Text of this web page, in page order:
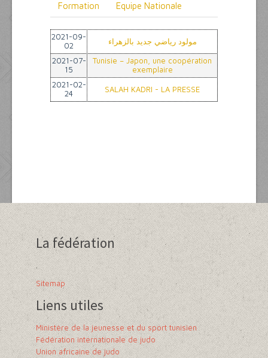
Formation Equipe Nationale
2021-09-
02
مولود رياضي جديد بالزهراء
2021-07-
15
Tunisie – Japon, une coopération
exemplaire
2021-02-
24
SALAH KADRI - LA PRESSE
La fédération
.
Sitemap
Liens utiles
Ministère de la jeunesse et du sport tunisien
Fédération internationale de judo
Union africaine de judo